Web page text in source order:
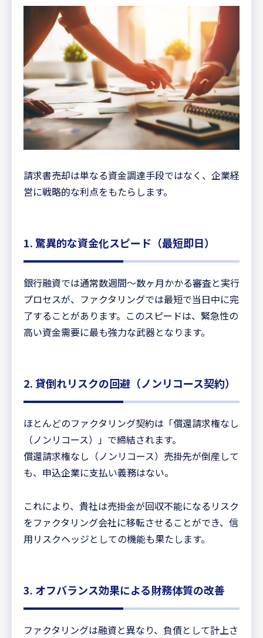
請求書売却は単なる資金調達手段ではなく、企業経
営に戦略的な利点をもたらします。
1. 驚異的な資金化スピード（最短即日）
銀行融資では通常数週間〜数ヶ月かかる審査と実行
プロセスが、ファクタリングでは最短で当日中に完
了することがあります。このスピードは、緊急性の
高い資金需要に最も強力な武器となります。
2. 貸倒れリスクの回避（ノンリコース契約）
ほとんどのファクタリング契約は「償還請求権なし
（ノンリコース）」で締結されます。
償還請求権なし（ノンリコース）売掛先が倒産して
も、申込企業に支払い義務はない。
これにより、貴社は売掛金が回収不能になるリスク
をファクタリング会社に移転させることができ、信
用リスクヘッジとしての機能も果たします。
3. オフバランス効果による財務体質の改善
ファクタリングは融資と異なり、負債として計上さ